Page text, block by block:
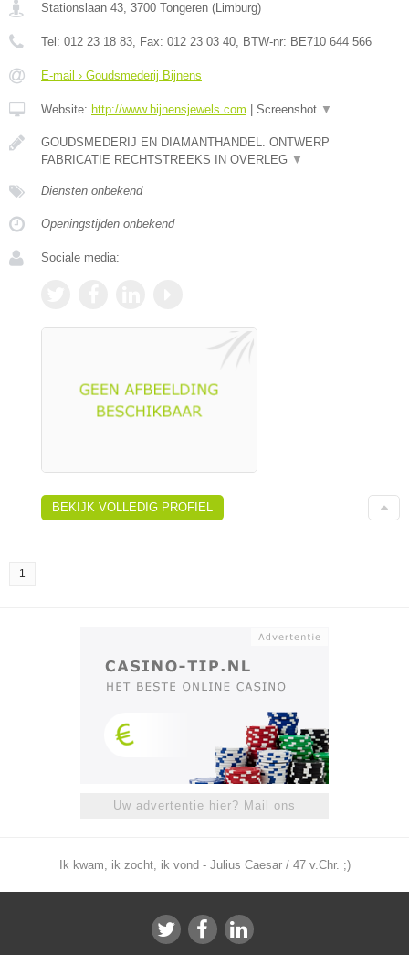
Stationslaan 43, 3700 Tongeren (Limburg)
Tel: 012 23 18 83, Fax: 012 23 03 40, BTW-nr: BE710 644 566
E-mail › Goudsmederij Bijnens
Website: http://www.bijnensjewels.com Screenshot ▼
GOUDSMEDERIJ EN DIAMANTHANDEL. ONTWERP
FABRICATIE RECHTSTREEKS IN OVERLEG ▼
Diensten onbekend
Openingstijden onbekend
Sociale media:
BEKIJK VOLLEDIG PROFIEL
1
Uw advertentie hier? Mail ons
Ik kwam, ik zocht, ik vond - Julius Caesar / 47 v.Chr. ;)